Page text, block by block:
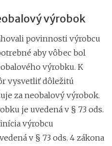
výrobok
povinnosti výrobcu
aby vôbec bol
výrobku. K
vysvetliť dôležitú
za neobalový výrobok.
je uvedená v § 73 ods.
výrobcu
v § 73 ods. 4 zákona